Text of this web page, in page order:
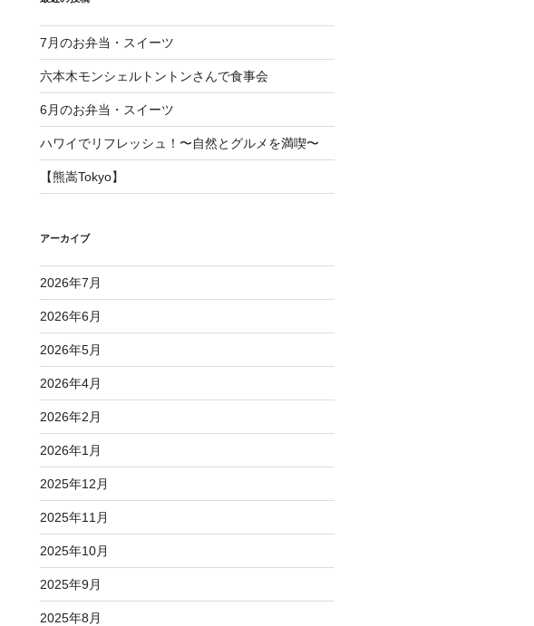
7月のお弁当・スイーツ
六本木モンシェルトントンさんで食事会
6月のお弁当・スイーツ
ハワイでリフレッシュ！〜自然とグルメを満喫〜
【熊嵩Tokyo】
アーカイブ
2026年7月
2026年6月
2026年5月
2026年4月
2026年2月
2026年1月
2025年12月
2025年11月
2025年10月
2025年9月
2025年8月